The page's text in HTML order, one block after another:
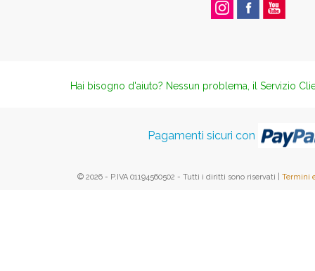
Hai bisogno d'aiuto? Nessun problema, il Servizio
Pagamenti sicuri con
© 2026 - P.IVA 01194560502 - Tutti i diritti sono riservati | Termini